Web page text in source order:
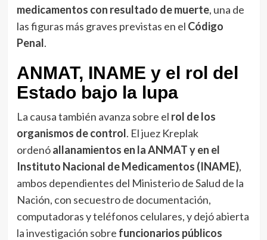
medicamentos con resultado de muerte, una de
las figuras más graves previstas en el Código
Penal.
ANMAT, INAME y el rol del
Estado bajo la lupa
La causa también avanza sobre el rol de los
organismos de control. El juez Kreplak
ordenóallanamientos en la ANMAT y en el
Instituto Nacional de Medicamentos (INAME),
ambos dependientes del Ministerio de Salud de la
Nación, con secuestro de documentación,
computadoras y teléfonos celulares, y dejó abierta
la investigación sobre funcionarios públicos